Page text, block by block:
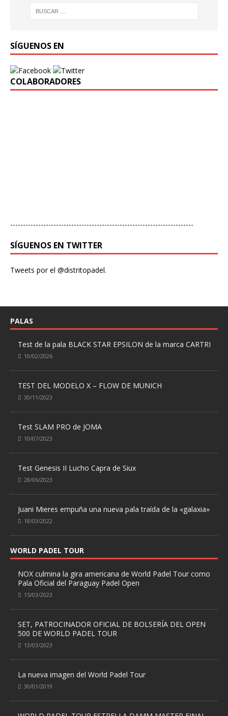
SÍGUENOS EN
COLABORADORES
------------------------------------------------------------------------
SÍGUENOS EN TWITTER
Tweets por el @distritopadel.
PALAS
Test de la pala BLACK STAR EPSILON de la marca CARTRI
10/02/2026
TEST DEL MODELO X – FLOW DE MUNICH
30/11/2023
Test SLAM PRO de JOMA
10/07/2023
Test Genesis II Lucho Capra de Siux
28/06/2023
Juani Mieres empuña una nueva pala traída de la «galaxia»
18/03/2022
WORLD PADEL TOUR
NOX culmina la gira americana de World Padel Tour como
Pala Oficial del Paraguay Padel Open
15/03/2023
SET, PATROCINADOR OFICIAL DE BOLSERÍA DEL OPEN
500 DE WORLD PADEL TOUR
13/03/2023
La nueva imagen del World Padel Tour
30/01/2019